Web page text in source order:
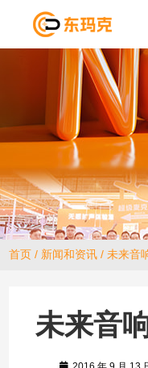
首页 / 新闻和资讯 / 未来音
未来音